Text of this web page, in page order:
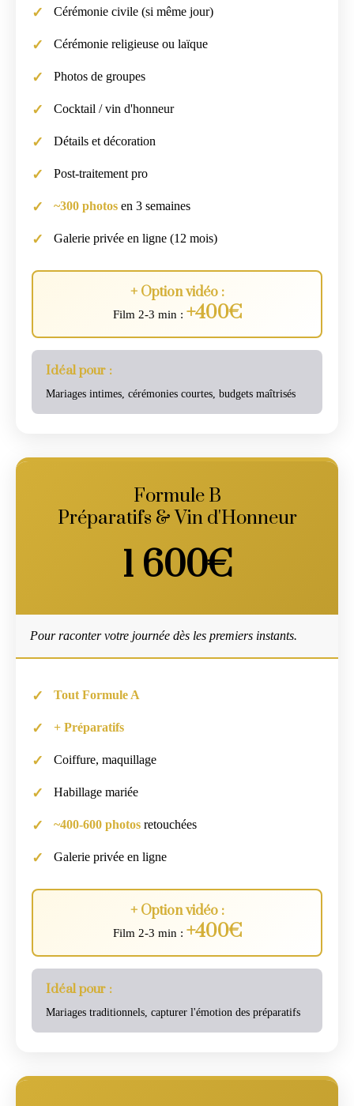
Cérémonie civile (si même jour)
Cérémonie religieuse ou laïque
Photos de groupes
Cocktail / vin d'honneur
Détails et décoration
Post-traitement pro
~300 photos en 3 semaines
Galerie privée en ligne (12 mois)
+ Option vidéo :
Film 2-3 min : +400€
Idéal pour :
Mariages intimes, cérémonies courtes, budgets maîtrisés
Formule B
Préparatifs & Vin d'Honneur
1 600€
Pour raconter votre journée dès les premiers instants.
Tout Formule A
+ Préparatifs
Coiffure, maquillage
Habillage mariée
~400-600 photos retouchées
Galerie privée en ligne
+ Option vidéo :
Film 2-3 min : +400€
Idéal pour :
Mariages traditionnels, capturer l'émotion des préparatifs